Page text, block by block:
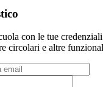
con le tue
circolari e altre